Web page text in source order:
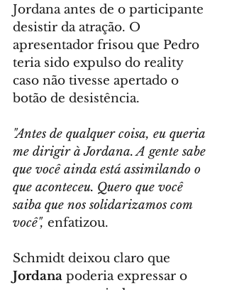
Jordana antes de o participante
desistir da atração. O
apresentador frisou que Pedro
teria sido expulso do reality
caso não tivesse apertado o
botão de desistência.
"Antes de qualquer coisa, eu queria
me dirigir à Jordana. A gente sabe
que você ainda está assimilando o
que aconteceu. Quero que você
saiba que nos solidarizamos com
você", enfatizou.
Schmidt deixou claro que
Jordana poderia expressar o